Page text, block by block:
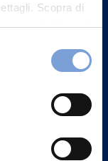
Scopra di
come trattiamo i
"Informativa